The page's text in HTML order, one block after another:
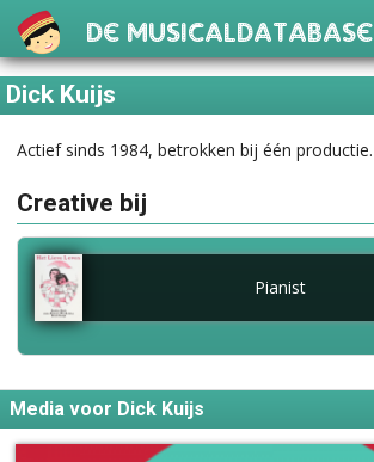
De Musicaldatabase
Dick Kuijs
Actief sinds 1984, betrokken bij één productie.
Creative bij
Pianist
Media voor Dick Kuijs